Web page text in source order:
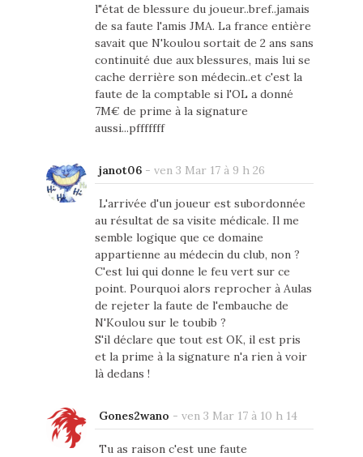
l"état de blessure du joueur..bref..jamais
de sa faute l'amis JMA. La france entière
savait que N'koulou sortait de 2 ans sans
continuité due aux blessures, mais lui se
cache derrière son médecin..et c'est la
faute de la comptable si l'OL a donné
7M€ de prime à la signature
aussi...pfffffff
janot06- ven 3 Mar 17 à 9 h 26
L'arrivée d'un joueur est subordonnée
au résultat de sa visite médicale. Il me
semble logique que ce domaine
appartienne au médecin du club, non ?
C'est lui qui donne le feu vert sur ce
point. Pourquoi alors reprocher à Aulas
de rejeter la faute de l'embauche de
N'Koulou sur le toubib ?
S'il déclare que tout est OK, il est pris
et la prime à la signature n'a rien à voir
là dedans !
Gones2wano - ven 3 Mar 17 à 10 h 14
Tu as raison c'est une faute